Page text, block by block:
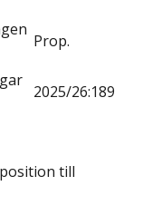
Prop.
2025/26:189
till